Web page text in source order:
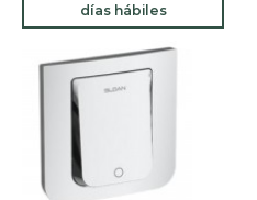
días hábiles